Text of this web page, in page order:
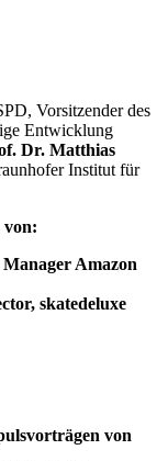
Vorsitzender des
Entwicklung
Dr. Matthias
Institut für
von:
Amazon
skatedeluxe
von